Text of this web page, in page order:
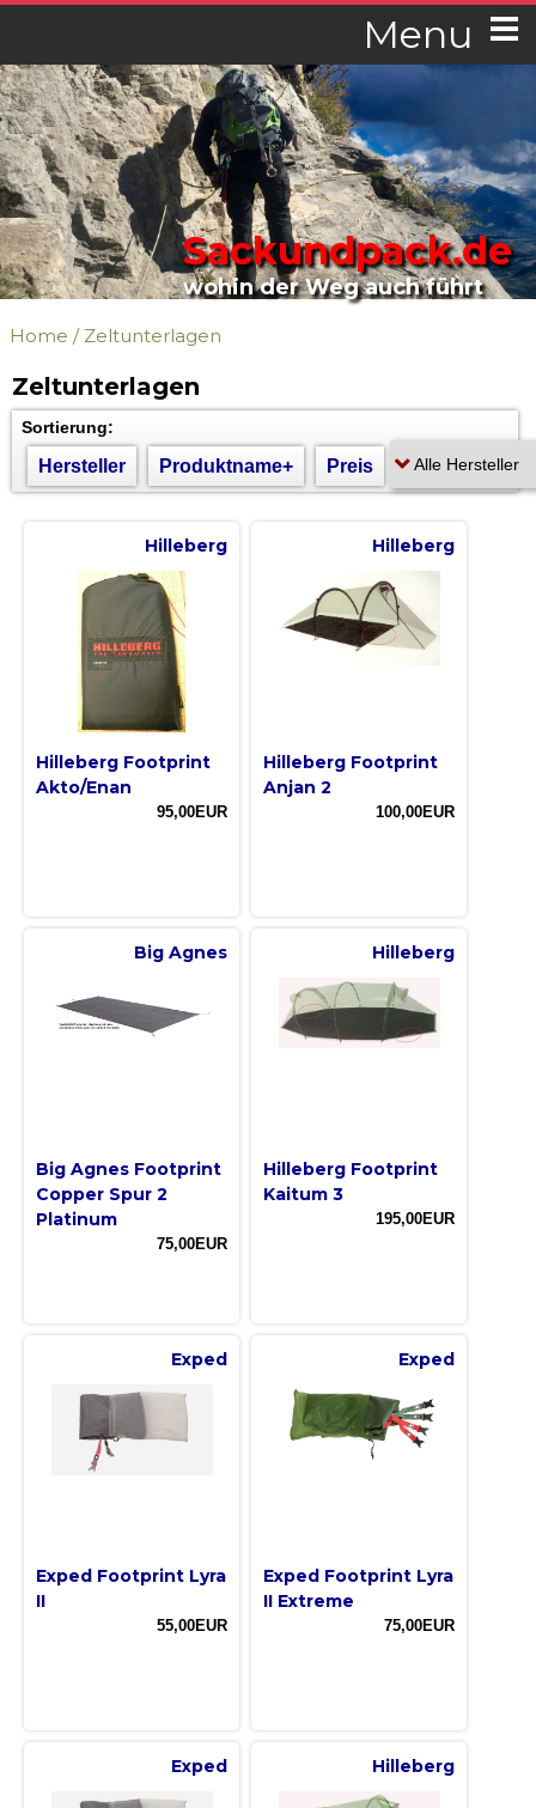
Menu
Sackundpack.de
wohin der Weg auch führt
Home / Zeltunterlagen
Zeltunterlagen
Sortierung:
Hersteller Produktname+ Preis
Hilleberg
Hilleberg Footprint
Akto/Enan
95,00EUR
Hilleberg
Hilleberg Footprint
Anjan 2
100,00EUR
Big Agnes
Big Agnes Footprint
Copper Spur 2
Platinum
75,00EUR
Hilleberg
Hilleberg Footprint
Kaitum 3
195,00EUR
Exped
Exped Footprint Lyra
II
55,00EUR
Exped
Exped Footprint Lyra
II Extreme
75,00EUR
Exped Hilleberg